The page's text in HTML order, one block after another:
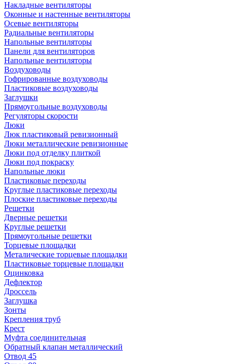
Накладные вентиляторы
Оконные и настенные вентиляторы
Осевые вентиляторы
Радиальные вентиляторы
Напольные вентиляторы
Панели для вентиляторов
Напольные вентиляторы
Воздуховоды
Гофрированные воздуховоды
Пластиковые воздуховоды
Заглушки
Прямоугольные воздуховоды
Регуляторы скорости
Люки
Люк пластиковый ревизионный
Люки металлические ревизионные
Люки под отделку плиткой
Люки под покраску
Напольные люки
Пластиковые переходы
Круглые пластиковые переходы
Плоские пластиковые переходы
Решетки
Дверные решетки
Круглые решетки
Прямоугольные решетки
Торцевые площадки
Металические торцевые площадки
Пластиковые торцевые площадки
Оцинковка
Дефлектор
Дроссель
Заглушка
Зонты
Крепления труб
Крест
Муфта соединительная
Обратный клапан металлический
Отвод 45